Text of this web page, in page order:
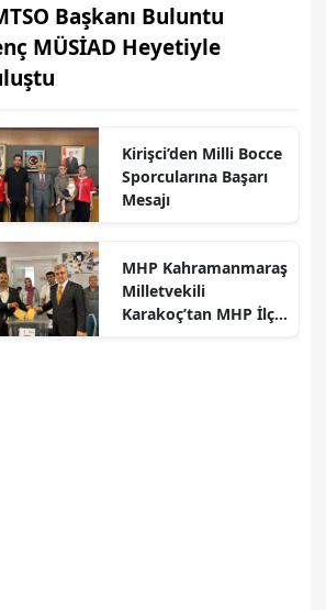
Başkanı Buluntu
MÜSİAD Heyetiyle
Kirişci’den Milli Bocce
Sporcularına Başarı
Mesajı
MHP Kahramanmaraş
Milletvekili
Karakoç’tan MHP İlçe